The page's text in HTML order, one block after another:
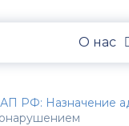
О нас
РФ: Назначение